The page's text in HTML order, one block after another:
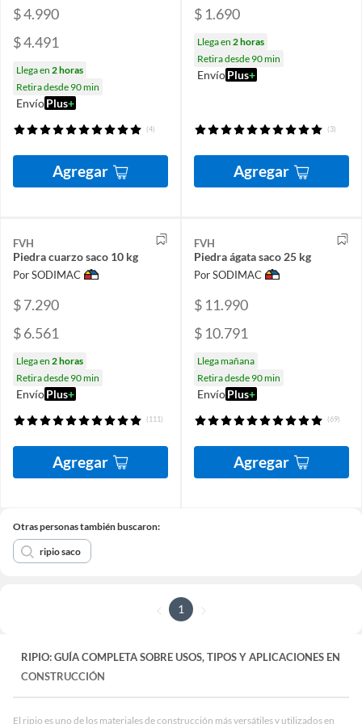
$ 4.990
$ 4.491
Llega en 2 horas
Retira desde 90 min
EnvíoPlus+
(4)
Agregar
$ 1.690
Llega en 2 horas
Retira desde 90 min
EnvíoPlus+
(3)
Agregar
FVH
Piedra cuarzo saco 10 kg
Por SODIMAC
$ 7.290
$ 6.561
Llega en 2 horas
Retira desde 90 min
EnvíoPlus+
(111)
Agregar
FVH
Piedra ágata saco 25 kg
Por SODIMAC
$ 11.990
$ 10.791
Llega mañana
Retira desde 90 min
EnvíoPlus+
(69)
Agregar
Otras personas también buscaron:
ripio saco
1
RIPIO: GUÍA COMPLETA SOBRE USOS, TIPOS Y APLICACIONES EN
CONSTRUCCIÓN
El ripio es uno de los materiales de construcción más versátiles y utilizados en